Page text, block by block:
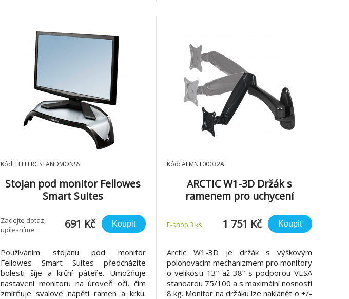
mm *možno
Kód: FELFERGSTANDMONSS
Stojan pod monitor Fellowes
Smart Suites
Zadejte dotaz,
upřesníme
691 Kč Koupit
Používáním stojanu pod monitor
Fellowes Smart Suites předcházíte
bolesti šíje a krční páteře. Umožňuje
nastavení monitoru na úroveň očí, čím
zmírňuje svalové napětí ramen a krku.
Kód: AEMNT00032A
ARCTIC W1-3D Držák s
ramenem pro uchycení
E-shop 3 ks 1 751 Kč Koupit
Arctic W1-3D je držák s výškovým
polohovacím mechanizmem pro monitory
o velikosti 13“ až 38“ s podporou VESA
standardu 75/100 a s maximální nosností
8 kg. Monitor na držáku lze naklánět o +/-